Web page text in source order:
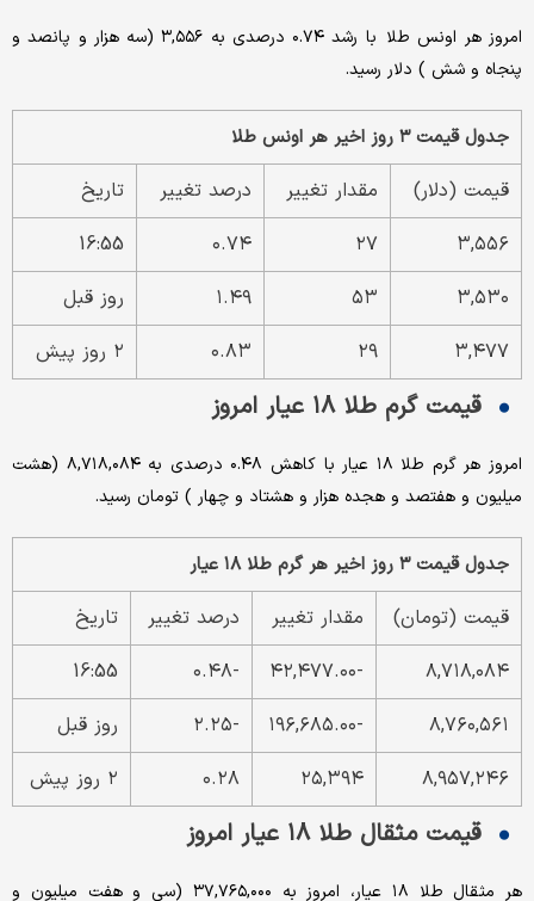
امروز هر اونس طلا با رشد ۰.۷۴ درصدی به ۳,۵۵۶ (سه هزار و پانصد و
پنجاه و شش ) دلار رسید.
جدول قیمت ۳ روز اخیر هر اونس طلا
قیمت (دلار) مقدار تغییر درصد تغییر
تاریخ
۳,۵۵۶
۲۷ ۰.۷۴
16:55
۳,۵۳۰
۵۳ ۱.۴۹
روز قبل
۳,۴۷۷
۲۹ ۰.۸۳ ۲ روز پیش
قیمت گرم طلا ۱۸ عیار امروز
امروز هر گرم طلا ۱۸ عیار با کاهش ۰.۴۸ درصدی به ۸,۷۱۸,۰۸۴ (هشت
میلیون و هفتصد و هجده هزار و هشتاد و چهار ) تومان رسید.
جدول قیمت ۳ روز اخیر هر گرم طلا ۱۸ عیار
قیمت (تومان) مقدار تغییر درصد تغییر
تاریخ
۸,۷۱۸,۰۸۴
-۴۲,۴۷۷.۰۰ -۰.۴۸
16:55
۸,۷۶۰,۵۶۱
-۱۹۶,۶۸۵.۰۰ -۲.۲۵
روز قبل
۸,۹۵۷,۲۴۶
۲۵,۳۹۴ ۰.۲۸ ۲ روز پیش
قیمت مثقال طلا ۱۸ عیار امروز
هر مثقال طلا ۱۸ عیار، امروز به ۳۷,۷۶۵,۰۰۰ (سی و هفت میلیون و